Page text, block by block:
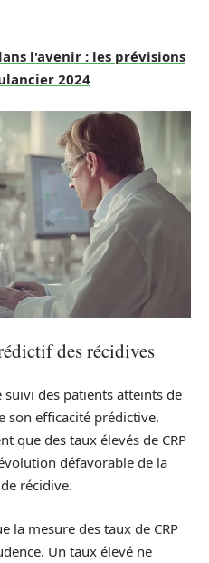
l'avenir : les prévisions
2024
des récidives
suivi des patients atteints de
son efficacité prédictive.
que des taux élevés de CRP
défavorable de la
récidive.
la mesure des taux de CRP
Un taux élevé ne